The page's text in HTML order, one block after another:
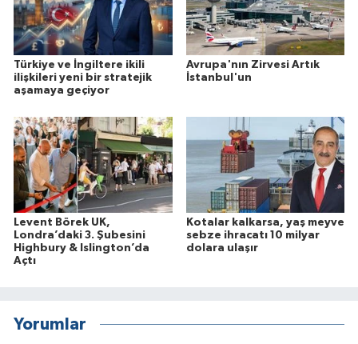
Türkiye ve İngiltere ikili
ilişkileri yeni bir stratejik
aşamaya geçiyor
Avrupa'nın Zirvesi Artık
İstanbul'un
Levent Börek UK,
Londra’daki 3. Şubesini
Highbury & Islington’da
Açtı
Kotalar kalkarsa, yaş meyve
sebze ihracatı 10 milyar
dolara ulaşır
Yorumlar